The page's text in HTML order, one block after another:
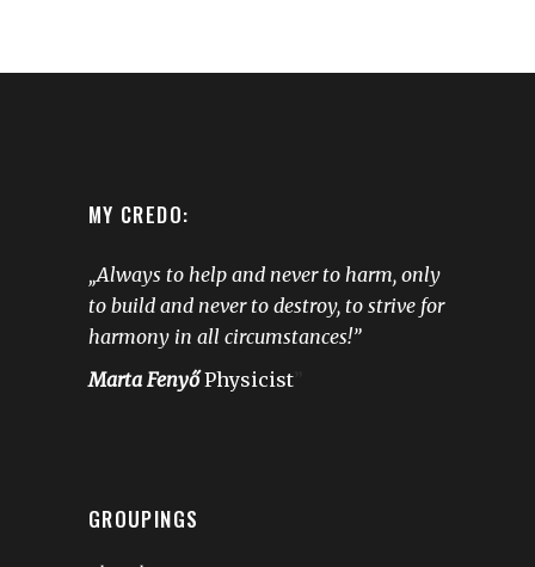
MY CREDO:
„Always to help and never to harm, only
to build and never to destroy, to strive for
harmony in all circumstances!”
Marta FenyőPhysicist
GROUPINGS